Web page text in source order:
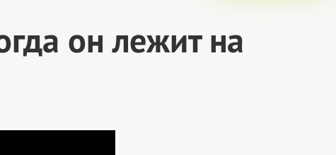
он лежит на